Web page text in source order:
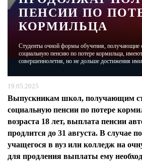
ПЕНСИИ ПО
КОРМИЛЬЦА
Студенты очной формы обучения, получающие
социальную пенсию по потере кормильца,
совершеннолетия, но не дольше достижения ими
19.05.2025
Выпускникам школ, получающим
социальную пенсии по потере
возраста 18 лет, выплата пенсии
продлится до 31 августа. В случае
учащегося в вуз или колледж на
для продления выплаты ему